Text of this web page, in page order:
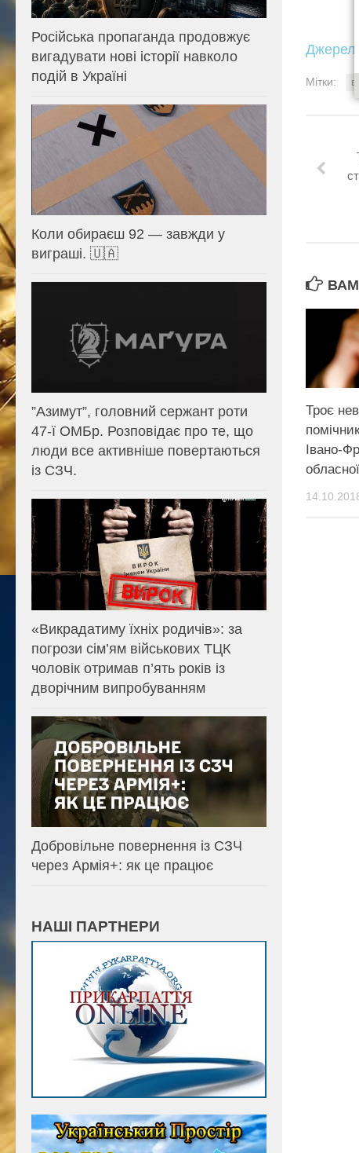
Джерело.
Мітки:
Троє
Івано-
Російська пропаганда продовжує
вигадувати нові історії навколо
подій в Україні
Коли обираєш 92 — завжди у
виграші. 🇺🇦
⁨”Азимут”, головний сержант роти
47-ї ОМБр. Розповідає про те, що
люди все активніше повертаються
із СЗЧ.
«Викрадатиму їхніх родичів»: за
погрози сім’ям військових ТЦК
чоловік отримав п’ять років із
дворічним випробуванням
Добровільне повернення із СЗЧ
через Армія+: як це працює
НАШІ ПАРТНЕРИ